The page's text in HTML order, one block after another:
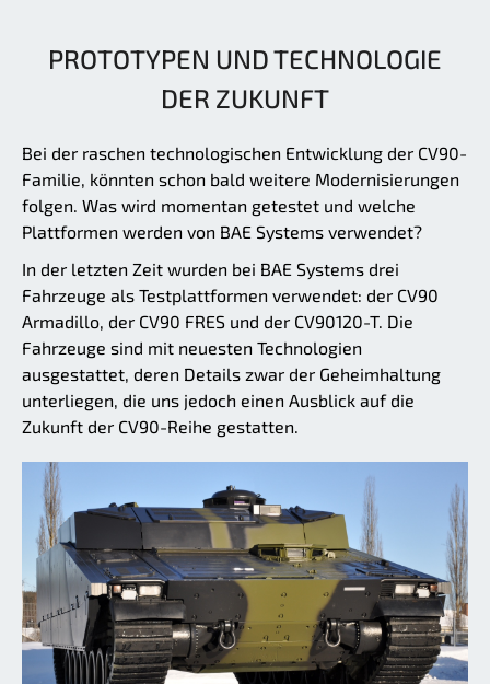
PROTOTYPEN UND TECHNOLOGIE
DER ZUKUNFT
Bei der raschen technologischen Entwicklung der CV90-
Familie, könnten schon bald weitere Modernisierungen
folgen. Was wird momentan getestet und welche
Plattformen werden von BAE Systems verwendet?
In der letzten Zeit wurden bei BAE Systems drei
Fahrzeuge als Testplattformen verwendet: der CV90
Armadillo, der CV90 FRES und der CV90120-T. Die
Fahrzeuge sind mit neuesten Technologien
ausgestattet, deren Details zwar der Geheimhaltung
unterliegen, die uns jedoch einen Ausblick auf die
Zukunft der CV90-Reihe gestatten.